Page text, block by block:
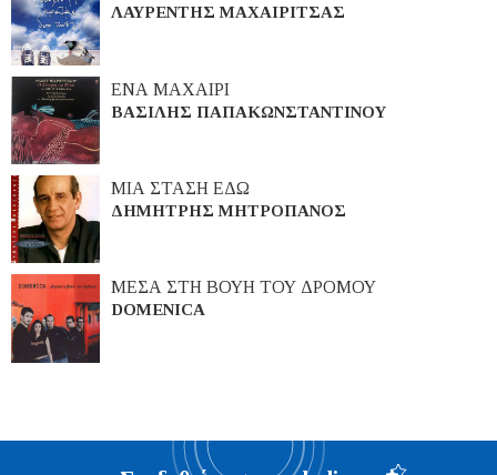
ΛΑΥΡΕΝΤΗΣ ΜΑΧΑΙΡΙΤΣΑΣ
ΕΝΑ ΜΑΧΑΙΡΙ
ΒΑΣΙΛΗΣ ΠΑΠΑΚΩΝΣΤΑΝΤΙΝΟΥ
ΜΙΑ ΣΤΑΣΗ ΕΔΩ
ΔΗΜΗΤΡΗΣ ΜΗΤΡΟΠΑΝΟΣ
ΜΕΣΑ ΣΤΗ ΒΟΥΗ ΤΟΥ ΔΡΟΜΟΥ
DOMENICA